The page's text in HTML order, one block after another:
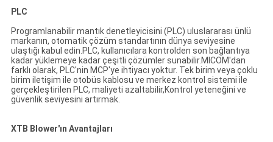
PLC
Programlanabilir mantık denetleyicisini (PLC) uluslararası ünlü
markanın, otomatik çözüm standartının dünya seviyesine
ulaştığı kabul edin.PLC, kullanıcılara kontrolden son bağlantıya
kadar yüklemeye kadar çeşitli çözümler sunabilir.MICOM'dan
farklı olarak, PLC'nin MCP'ye ihtiyacı yoktur. Tek birim veya çoklu
birim iletişim ile otobüs kablosu ve merkez kontrol sistemi ile
gerçekleştirilen PLC, maliyeti azaltabilir,Kontrol yeteneğini ve
güvenlik seviyesini artırmak.
XTB Blower'ın Avantajları